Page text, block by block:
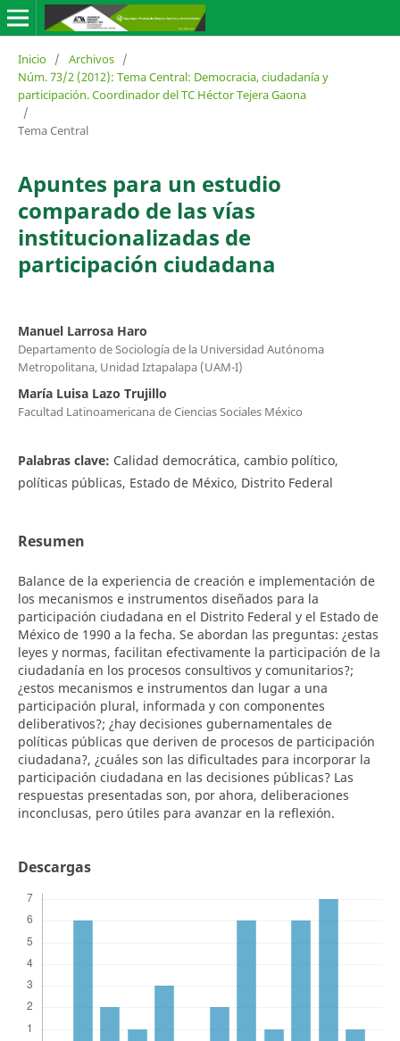
Inicio / Archivos /
Núm. 73/2 (2012): Tema Central: Democracia, ciudadanía y
participación. Coordinador del TC Héctor Tejera Gaona
/
Tema Central
Apuntes para un estudio
comparado de las vías
institucionalizadas de
participación ciudadana
Manuel Larrosa Haro
Departamento de Sociología de la Universidad Autónoma
Metropolitana, Unidad Iztapalapa (UAM-I)
María Luisa Lazo Trujillo
Facultad Latinoamericana de Ciencias Sociales México
Palabras clave: Calidad democrática, cambio político,
políticas públicas, Estado de México, Distrito Federal
Resumen
Balance de la experiencia de creación e implementación de
los mecanismos e instrumentos diseñados para la
participación ciudadana en el Distrito Federal y el Estado de
México de 1990 a la fecha. Se abordan las preguntas: ¿estas
leyes y normas, facilitan efectivamente la participación de la
ciudadanía en los procesos consultivos y comunitarios?;
¿estos mecanismos e instrumentos dan lugar a una
participación plural, informada y con componentes
deliberativos?; ¿hay decisiones gubernamentales de
políticas públicas que deriven de procesos de participación
ciudadana?, ¿cuáles son las dificultades para incorporar la
participación ciudadana en las decisiones públicas? Las
respuestas presentadas son, por ahora, deliberaciones
inconclusas, pero útiles para avanzar en la reflexión.
Descargas